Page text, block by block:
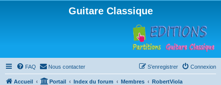
Guitare Classique
FAQ Nous contacter Connexion
S’enregistrer
Accueil Portail Index du forum Membres RobertViola